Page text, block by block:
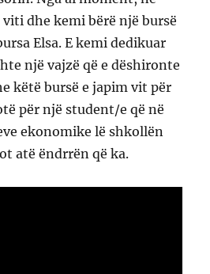
dhe kemi bërë një bursë
Elsa. E kemi dedikuar
një vajzë që e dëshironte
këtë bursë e japim vit për
për një student/e që në
ekonomike lë shkollën
atë ëndrrën që ka.